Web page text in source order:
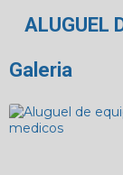
ALUGUEL
Galeria